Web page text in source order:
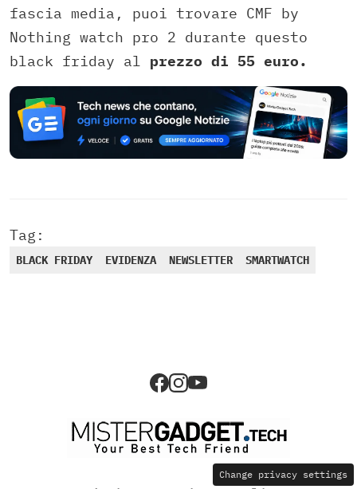
fascia media, puoi trovare CMF by
Nothing watch pro 2 durante questo
black friday al prezzo di 55 euro.
Tag:
BLACK FRIDAY EVIDENZA NEWSLETTER SMARTWATCH
Change privacy settings